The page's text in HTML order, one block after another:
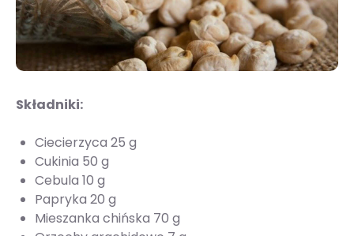
Składniki:
Ciecierzyca 25 g
Cukinia 50 g
Cebula 10 g
Papryka 20 g
Mieszanka chińska 70 g